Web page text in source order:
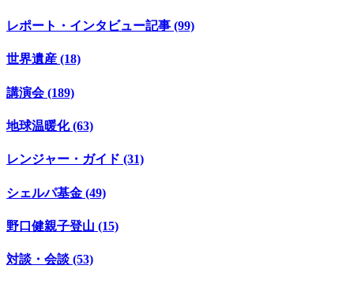
レポート・インタビュー記事 (99)
世界遺産 (18)
講演会 (189)
地球温暖化 (63)
レンジャー・ガイド (31)
シェルパ基金 (49)
野口健親子登山 (15)
対談・会談 (53)